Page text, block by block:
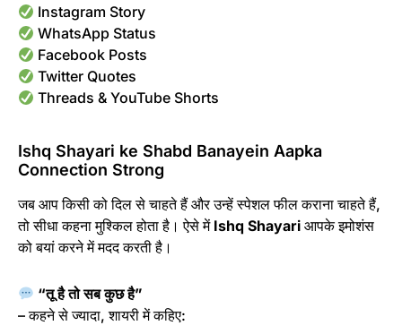
Instagram Story
WhatsApp Status
Facebook Posts
Twitter Quotes
Threads & YouTube Shorts
Ishq Shayari ke Shabd Banayein Aapka
Connection Strong
जब आप किसी को दिल से चाहते हैं और उन्हें स्पेशल फील कराना चाहते हैं,
तो सीधा कहना मुश्किल होता है। ऐसे में Ishq Shayari आपके इमोशंस
को बयां करने में मदद करती है।
“तू है तो सब कुछ है”
– कहने से ज्यादा, शायरी में कहिए: